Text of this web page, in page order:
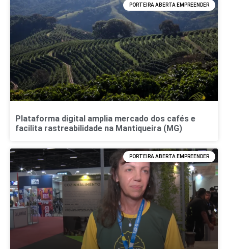
PORTEIRA ABERTA EMPREENDER
Plataforma digital amplia mercado dos cafés e
facilita rastreabilidade na Mantiqueira (MG)
PORTEIRA ABERTA EMPREENDER